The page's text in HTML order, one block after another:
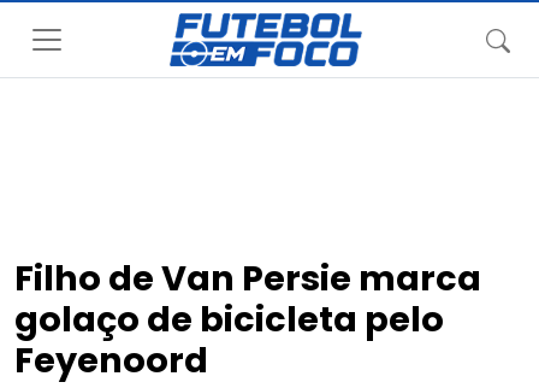
Filho de Van Persie marca
golaço de bicicleta pelo
Feyenoord